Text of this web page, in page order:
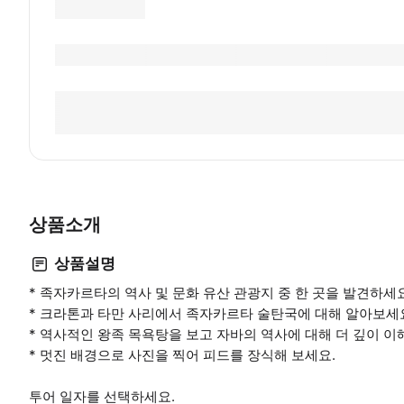
상품소개
상품설명
* 족자카르타의 역사 및 문화 유산 관광지 중 한 곳을 발견하세
* 크라톤과 타만 사리에서 족자카르타 술탄국에 대해 알아보세
* 역사적인 왕족 목욕탕을 보고 자바의 역사에 대해 더 깊이 이
* 멋진 배경으로 사진을 찍어 피드를 장식해 보세요.
투어 일자를 선택하세요.